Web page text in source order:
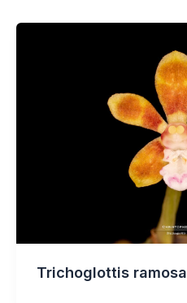
Trichoglottis ramosa